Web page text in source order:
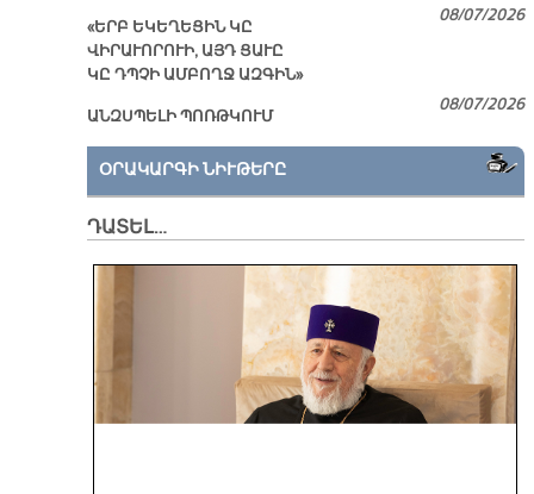
«ԵՐԲ ԵԿԵՂԵՑԻՆ ԿԸ
ՎԻՐԱՒՈՐՈՒԻ, ԱՅԴ ՑԱՒԸ
ԿԸ ԴՊՉԻ ԱՄԲՈՂՋ ԱԶԳԻՆ»
08/07/2026
ԱՆԶՍՊԵԼԻ ՊՈՌԹԿՈՒՄ
08/07/2026
ՕՐԱԿԱՐԳԻ ՆԻՒԹԵՐԸ
ԴԱՏԵԼ…